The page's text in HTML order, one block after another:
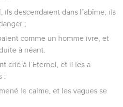
ils descendaient dans l’abîme, ils
;
comme un homme ivre, et
à néant.
crié à l’Eternel, et il les a
:
le calme, et les vagues se